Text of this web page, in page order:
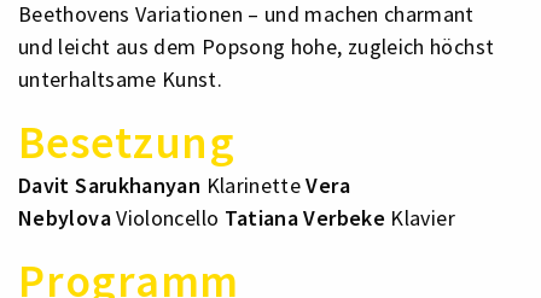
Beethovens Variationen – und machen charmant
und leicht aus dem Popsong hohe, zugleich höchst
unterhaltsame Kunst.
Besetzung
Davit Sarukhanyan KlarinetteVera
NebylovaVioloncello Tatiana Verbeke Klavier
Programm